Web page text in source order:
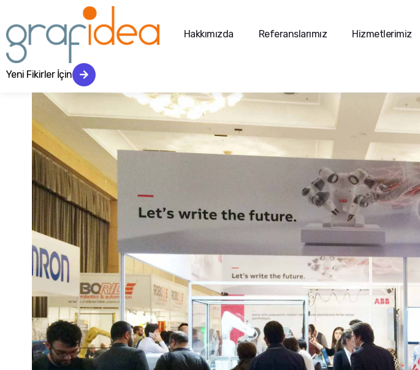
Hakkımızda Referanslarımız Hizmetlerimiz
Yeni Fikirler İçin
içindeFuar